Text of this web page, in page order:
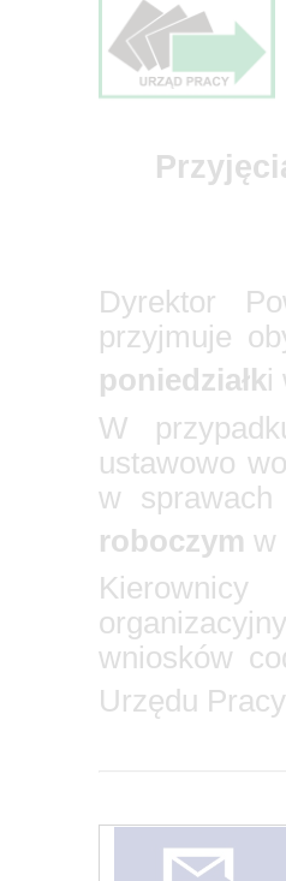
Dyrektor
przyjmuje
poniedziałki
W
ustawowo
w
roboczym w
wniosków
Urzędu